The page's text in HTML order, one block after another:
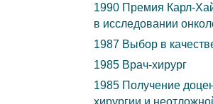
1990 Премия Карл-
в исследовании
1987 Выбор в
1985 Врач-хирург
1985 Получение
хирургии и